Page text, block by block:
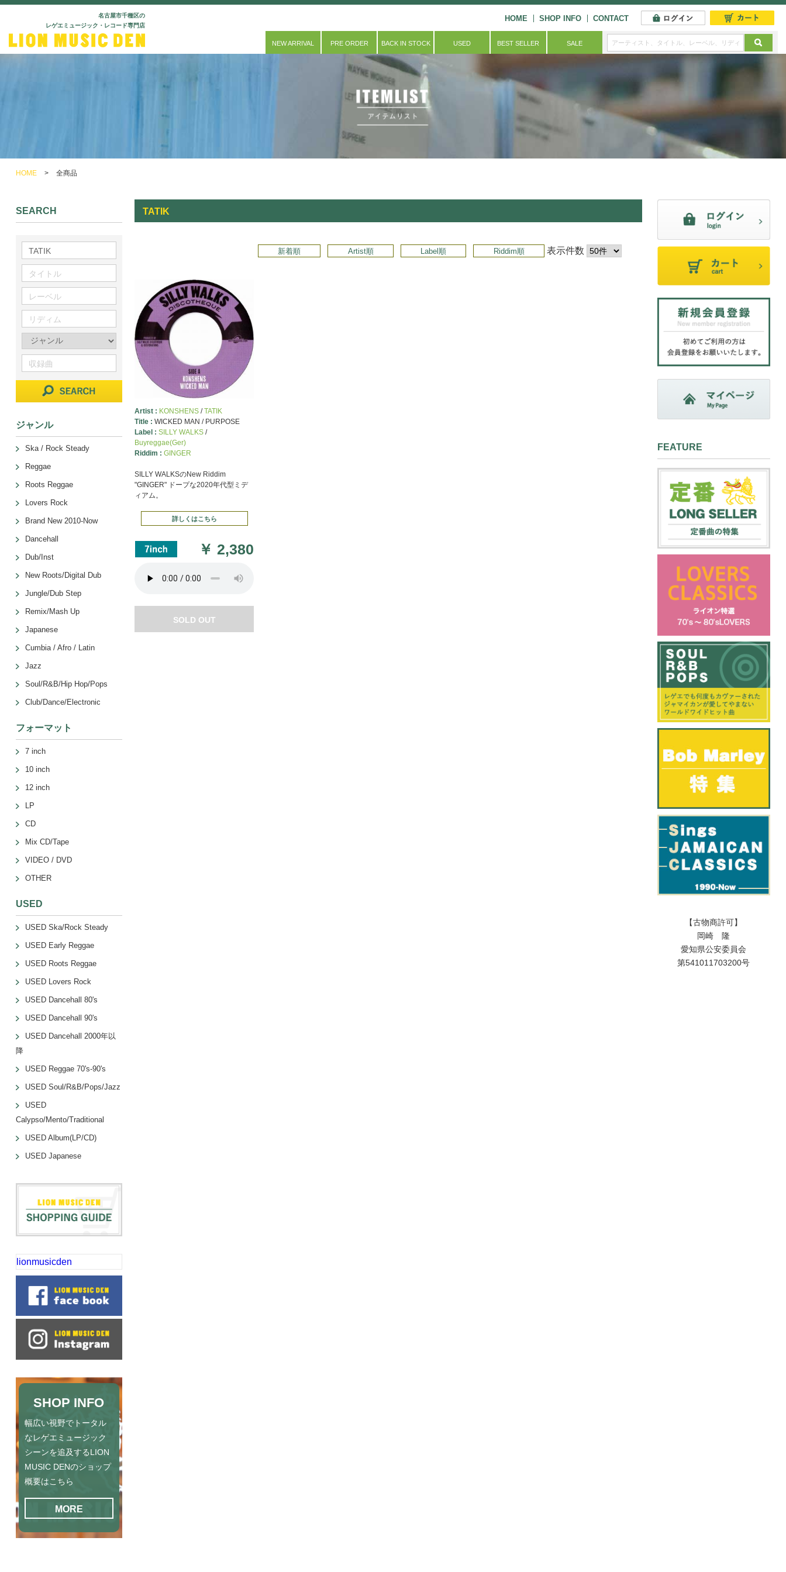
名古屋市千種区の
レゲエミュージック・レコード専門店
HOME SHOP INFO CONTACT
NEW ARRIVAL PRE ORDER BACK IN STOCK USED BEST SELLER SALE
HOME > 全商品
TATIK
新着順 Artist順 Label順 Riddim順 表示件数
Artist : KONSHENS /TATIK
Title :WICKED MAN / PURPOSE
Label :SILLY WALKS /
Buyreggae(Ger)
Riddim :GINGER
SILLY WALKSのNew Riddim
"GINGER" ドープな2020年代型ミデ
ィアム。
詳しくはこちら
￥2,380
SOLD OUT
SEARCH
ジャンル
Ska / Rock Steady
Reggae
Roots Reggae
Lovers Rock
Brand New 2010-Now
Dancehall
Dub/Inst
New Roots/Digital Dub
Jungle/Dub Step
Remix/Mash Up
Japanese
Cumbia / Afro / Latin
Jazz
Soul/R&B/Hip Hop/Pops
Club/Dance/Electronic
フォーマット
7 inch
10 inch
12 inch
LP
CD
Mix CD/Tape
VIDEO / DVD
OTHER
USED
USED Ska/Rock Steady
USED Early Reggae
USED Roots Reggae
USED Lovers Rock
USED Dancehall 80's
USED Dancehall 90's
USED Dancehall 2000年以
降
USED Reggae 70's-90's
USED Soul/R&B/Pops/Jazz
USED
Calypso/Mento/Traditional
USED Album(LP/CD)
USED Japanese
lionmusicden
SHOP INFO
幅広い視野でトータル
なレゲエミュージック
シーンを追及するLION
MUSIC DENのショップ
概要はこちら
MORE
FEATURE
【古物商許可】
岡崎 隆
愛知県公安委員会
第541011703200号